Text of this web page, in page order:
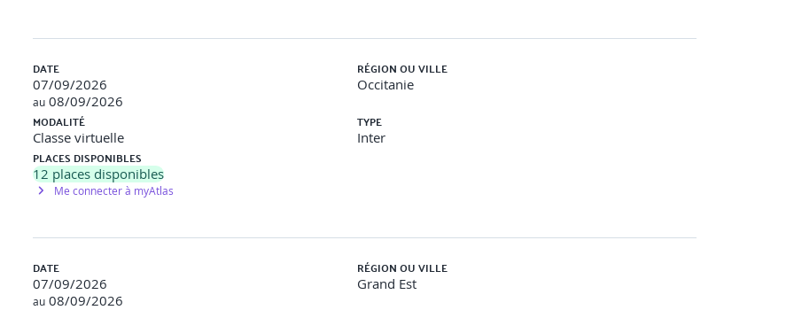
DATE
07/09/2026
au 08/09/2026
RÉGION OU VILLE
Occitanie
MODALITÉ
Classe virtuelle
TYPE
Inter
PLACES DISPONIBLES
12 places disponibles
Me connecter à myAtlas
DATE
07/09/2026
au 08/09/2026
RÉGION OU VILLE
Grand Est